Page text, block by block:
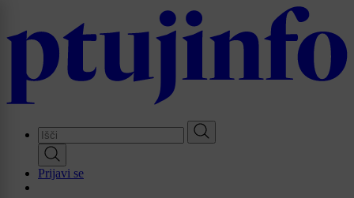
main
Prijavi se